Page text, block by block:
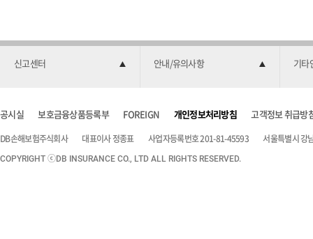
신고센터 안내/유의사항 기타
공시실 보호금융상품등록부 FOREIGN 개인정보처리방침 고객정보 취급방
DB손해보험주식회사 대표이사 정종표 사업자등록번호 201-81-45593 서울특별시 강
COPYRIGHT ⓒDB INSURANCE CO., LTD ALL RIGHTS RESERVED.